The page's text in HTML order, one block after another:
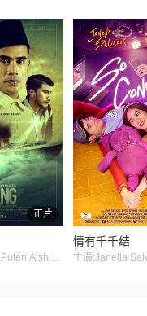
正片
主演:Remy,Ishak,Puteri,Aishah,王骏
情有千千结